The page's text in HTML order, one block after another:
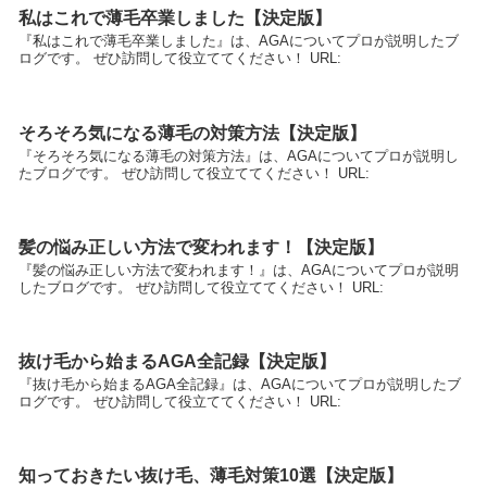
私はこれで薄毛卒業しました【決定版】
『私はこれで薄毛卒業しました』は、AGAについてプロが説明したブ
ログです。 ぜひ訪問して役立ててください！ URL:
そろそろ気になる薄毛の対策方法【決定版】
『そろそろ気になる薄毛の対策方法』は、AGAについてプロが説明し
たブログです。 ぜひ訪問して役立ててください！ URL:
髪の悩み正しい方法で変われます！【決定版】
『髪の悩み正しい方法で変われます！』は、AGAについてプロが説明
したブログです。 ぜひ訪問して役立ててください！ URL:
抜け毛から始まるAGA全記録【決定版】
『抜け毛から始まるAGA全記録』は、AGAについてプロが説明したブ
ログです。 ぜひ訪問して役立ててください！ URL:
知っておきたい抜け毛、薄毛対策10選【決定版】